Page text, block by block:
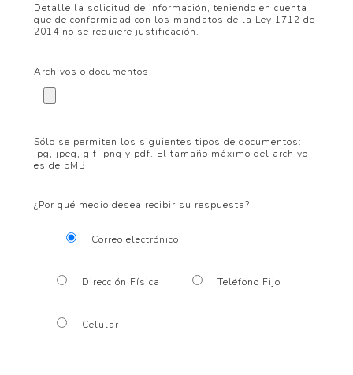
Detalle la solicitud de información, teniendo en cuenta
que de conformidad con los mandatos de la Ley 1712 de
2014 no se requiere justificación.
Archivos o documentos
Sólo se permiten los siguientes tipos de documentos:
jpg, jpeg, gif, png y pdf. El tamaño máximo del archivo
es de 5MB
¿Por qué medio desea recibir su respuesta?
Correo electrónico
Dirección Física Teléfono Fijo
Celular